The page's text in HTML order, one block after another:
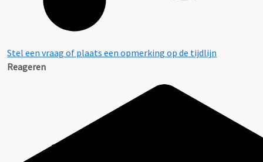
Stel een vraag of plaats een opmerking op de tijdlijn
Reageren